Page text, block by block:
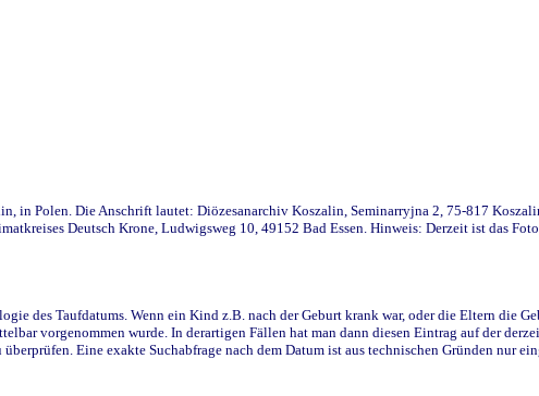
Polen. Die Anschrift lautet: Diözesanarchiv Koszalin, Seminarryjna 2, 75-817
Deutsch Krone, Ludwigsweg 10, 49152 Bad Essen. Hinweis: Derzeit ist das
des Taufdatums. Wenn ein Kind z.B. nach der Geburt krank war, oder die Eltern die
vorgenommen wurde. In derartigen Fällen hat man dann diesen Eintrag auf der
Eine exakte Suchabfrage nach dem Datum ist aus technischen Gründen nur